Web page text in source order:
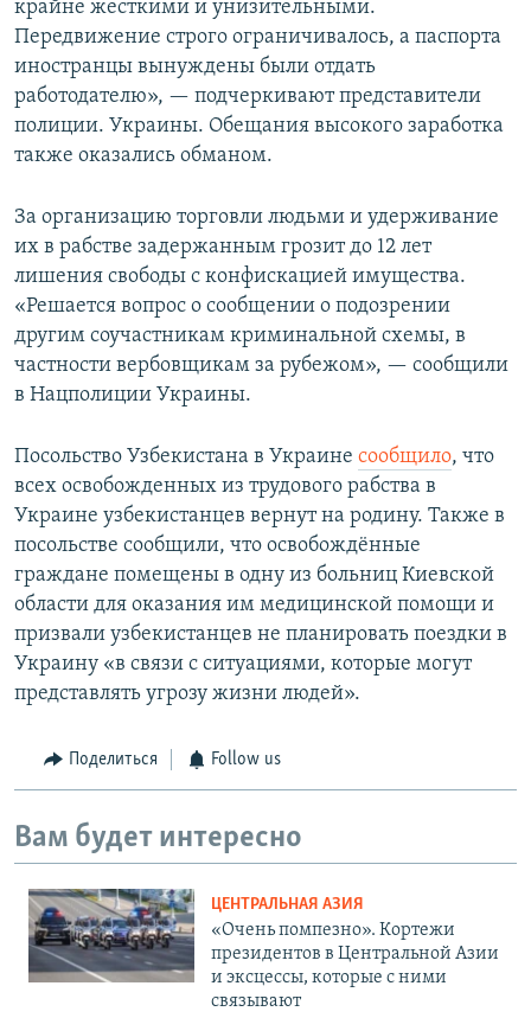
крайне жесткими и унизительными.
Передвижение строго ограничивалось, а паспорта
иностранцы вынуждены были отдать
работодателю», — подчеркивают представители
полиции. Украины. Обещания высокого заработка
также оказались обманом.
За организацию торговли людьми и удерживание
их в рабстве задержанным грозит до 12 лет
лишения свободы с конфискацией имущества.
«Решается вопрос о сообщении о подозрении
другим соучастникам криминальной схемы, в
частности вербовщикам за рубежом», — сообщили
в Нацполиции Украины.
Посольство Узбекистана в Украине сообщило, что
всех освобожденных из трудового рабства в
Украине узбекистанцев вернут на родину. Также в
посольстве сообщили, что освобождённые
граждане помещены в одну из больниц Киевской
области для оказания им медицинской помощи и
призвали узбекистанцев не планировать поездки в
Украину «в связи с ситуациями, которые могут
представлять угрозу жизни людей».
Поделиться Follow us
Вам будет интересно
ЦЕНТРАЛЬНАЯ АЗИЯ
«Очень помпезно». Кортежи
президентов в Центральной Азии
и эксцессы, которые с ними
связывают